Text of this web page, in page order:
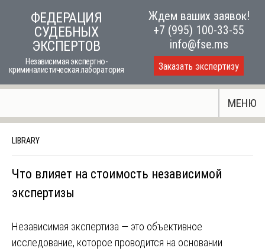
ФЕДЕРАЦИЯ
СУДЕБНЫХ
ЭКСПЕРТОВ
Независимая экспертно-
криминалистическая лаборатория
Ждем ваших заявок!
+7 (995) 100-33-55
info@fse.ms
Заказать экспертизу
МЕНЮ
LIBRARY
Что влияет на стоимость независимой
экспертизы
Независимая экспертиза ― это объективное
исследование, которое проводится на основании